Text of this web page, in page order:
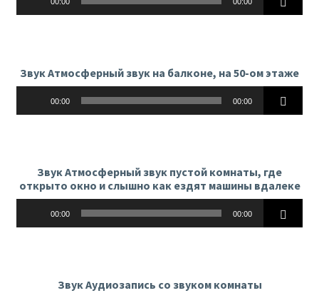
00:00 00:00
Звук Атмосферный звук на балконе, на 50-ом этаже
00:00 00:00
Звук Атмосферный звук пустой комнаты, где
открыто окно и слышно как ездят машины вдалеке
00:00 00:00
Звук Аудиозапись со звуком комнаты